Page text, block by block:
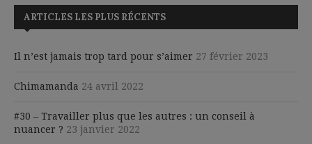
ARTICLES LES PLUS RÉCENTS
Il n’est jamais trop tard pour s’aimer 27 février 2023
Chimamanda 24 avril 2022
#30 – Travailler plus que les autres : un conseil à
nuancer ? 23 janvier 2022